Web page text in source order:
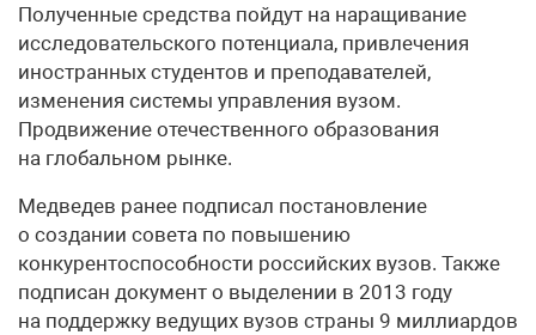
Полученные средства пойдут на наращивание
исследовательского потенциала, привлечения
иностранных студентов и преподавателей,
изменения системы управления вузом.
Продвижение отечественного образования
на глобальном рынке.
Медведев ранее подписал постановление
о создании совета по повышению
конкурентоспособности российских вузов. Также
подписан документ о выделении в 2013 году
на поддержку ведущих вузов страны 9 миллиардов